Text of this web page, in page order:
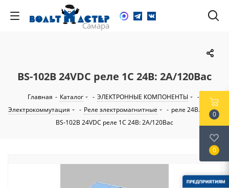
BS-102B 24VDC реле 1C 24В: 2А/120Вac
Главная - Каталог - ЭЛЕКТРОННЫЕ КОМПОНЕНТЫ
-
Электрокоммутация
- Реле электромагнитные - реле 24В...60В -
BS-102B 24VDC реле 1C 24В: 2А/120Вac
0
0